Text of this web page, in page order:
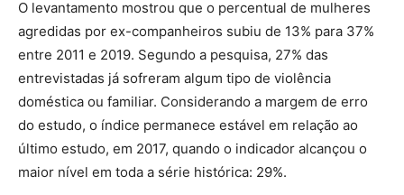
O levantamento mostrou que o percentual de mulheres
agredidas por ex-companheiros subiu de 13% para 37%
entre 2011 e 2019. Segundo a pesquisa, 27% das
entrevistadas já sofreram algum tipo de violência
doméstica ou familiar. Considerando a margem de erro
do estudo, o índice permanece estável em relação ao
último estudo, em 2017, quando o indicador alcançou o
maior nível em toda a série histórica: 29%.